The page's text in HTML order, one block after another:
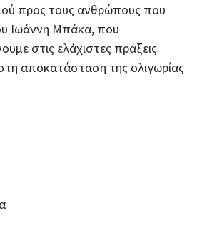
προς τους ανθρώπους που
Ιωάννη Μπάκα, που
στις ελάχιστες πράξεις
αποκατάσταση της ολιγωρίας